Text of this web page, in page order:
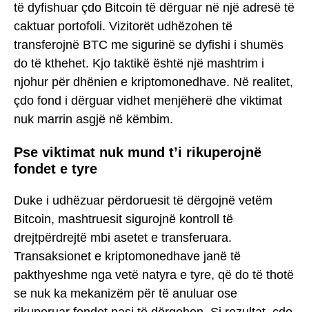
të dyfishuar çdo Bitcoin të dërguar në një adresë të
caktuar portofoli. Vizitorët udhëzohen të
transferojnë BTC me sigurinë se dyfishi i shumës
do të kthehet. Kjo taktikë është një mashtrim i
njohur për dhënien e kriptomonedhave. Në realitet,
çdo fond i dërguar vidhet menjëherë dhe viktimat
nuk marrin asgjë në këmbim.
Pse viktimat nuk mund t’i rikuperojnë
fondet e tyre
Duke i udhëzuar përdoruesit të dërgojnë vetëm
Bitcoin, mashtruesit sigurojnë kontroll të
drejtpërdrejtë mbi asetet e transferuara.
Transaksionet e kriptomonedhave janë të
pakthyeshme nga vetë natyra e tyre, që do të thotë
se nuk ka mekanizëm për të anuluar ose